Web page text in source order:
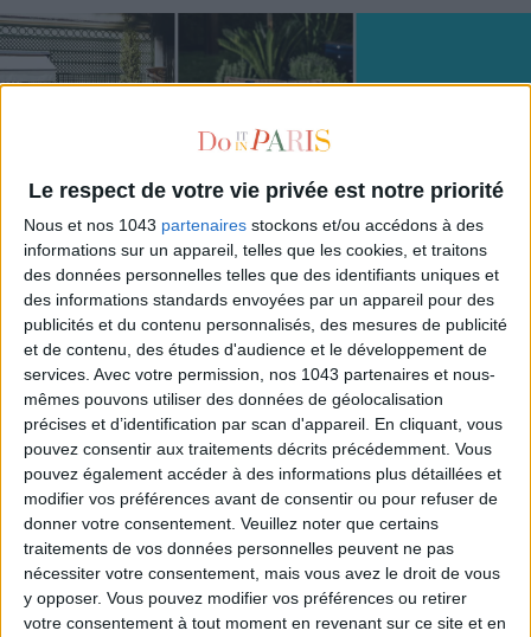
Le respect de votre vie privée est notre priorité
Nous et nos 1043 partenaires stockons et/ou accédons à des
informations sur un appareil, telles que les cookies, et traitons
des données personnelles telles que des identifiants uniques et
des informations standards envoyées par un appareil pour des
publicités et du contenu personnalisés, des mesures de publicité
et de contenu, des études d'audience et le développement de
services. Avec votre permission, nos 1043 partenaires et nous-
mêmes pouvons utiliser des données de géolocalisation
précises et d’identification par scan d'appareil. En cliquant, vous
pouvez consentir aux traitements décrits précédemment. Vous
pouvez également accéder à des informations plus détaillées et
modifier vos préférences avant de consentir ou pour refuser de
donner votre consentement. Veuillez noter que certains
traitements de vos données personnelles peuvent ne pas
nécessiter votre consentement, mais vous avez le droit de vous
y opposer. Vous pouvez modifier vos préférences ou retirer
votre consentement à tout moment en revenant sur ce site et en
15 IDEAS FOR ENJOYING AUGUST IN PARIS
SPF 50 SUNSCREENS YOU'LL ACTUALLY WANT TO SLATHER ON